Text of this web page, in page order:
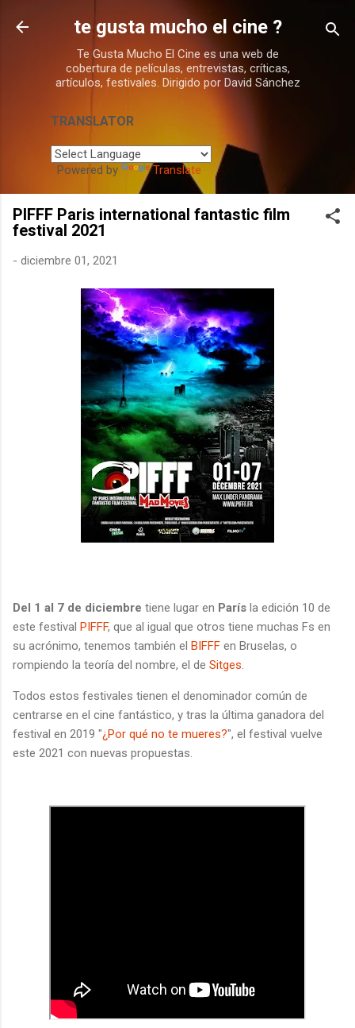
Ir al contenido principal
te gusta mucho el cine ?
Te Gusta Mucho El Cine es una web de
cobertura de películas, entrevistas, críticas,
artículos, festivales. Dirigido por David Sánchez
TRANSLATOR
Powered by Translate
PIFFF Paris international fantastic film
festival 2021
- diciembre 01, 2021
Del 1 al 7 de diciembre tiene lugar en París la edición 10 de
este festival PIFFF, que al igual que otros tiene muchas Fs en
su acrónimo, tenemos también el BIFFF en Bruselas, o
rompiendo la teoría del nombre, el de Sitges
Todos estos festivales tienen el denominador común de
centrarse en el cine fantástico, y tras la última ganadora del
festival en 2019 "¿Por qué no te mueres?", el festival vuelve
este 2021 con nuevas propuestas.